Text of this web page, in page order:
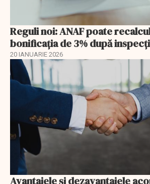
Reguli noi: ANAF poate
bonificația de 3% după
20 IANUARIE 2026
Avantajele şi dezavantajele